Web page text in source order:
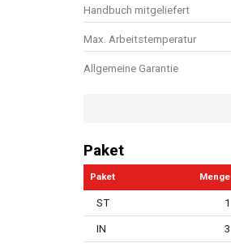
Handbuch mitgeliefert
Max. Arbeitstemperatur
Allgemeine Garantie
Paket
Paket Menge
ST 1
IN 3